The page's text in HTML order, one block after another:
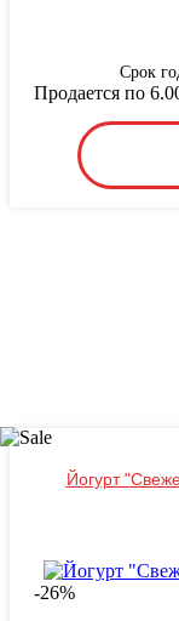
Срок
Продается по
Йогурт
-26%